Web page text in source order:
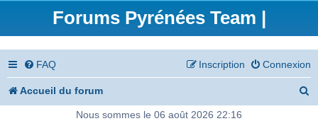
Forums Pyrénées Team |
FAQ Connexion
Inscription
Accueil du forum
Nous sommes le 06 août 2026 22:16